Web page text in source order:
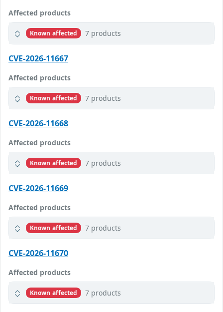
Affected products
Known affected 7 products
CVE-2026-11667
Affected products
Known affected 7 products
CVE-2026-11668
Affected products
Known affected 7 products
CVE-2026-11669
Affected products
Known affected 7 products
CVE-2026-11670
Affected products
Known affected 7 products